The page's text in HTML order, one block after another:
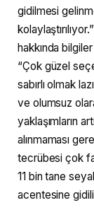
gidilmesi
hakkında
“Çok güzel
sabırlı olmak
ve olumsuz
yaklaşımların
alınmaması
tecrübesi çok
11 bin tane
acentesine